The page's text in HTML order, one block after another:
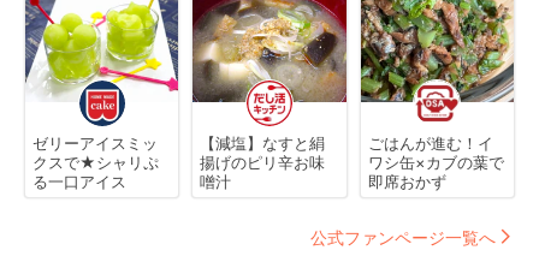
ゼリーアイスミッ
クスで★シャリぷ
る一口アイス
【減塩】なすと絹
揚げのピリ辛お味
噌汁
ごはんが進む！イ
ワシ缶×カブの葉で
即席おかず
公式ファンページ一覧へ